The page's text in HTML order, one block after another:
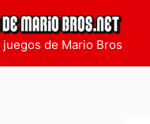
de Mario Bros